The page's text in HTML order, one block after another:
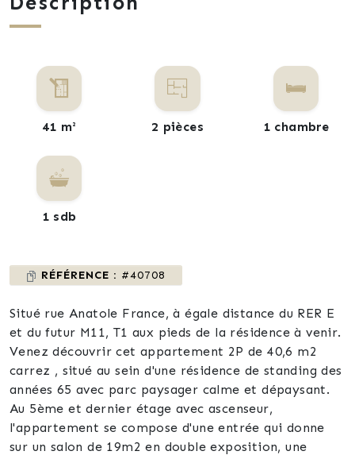
41 m² 2 pièces 1 chambre
1 sdb
RÉFÉRENCE : #40708
Situé rue Anatole France, à égale distance du RER E
et du futur M11, T1 aux pieds de la résidence à venir.
Venez découvrir cet appartement 2P de 40,6 m2
carrez , situé au sein d'une résidence de standing des
années 65 avec parc paysager calme et dépaysant.
Au 5ème et dernier étage avec ascenseur,
l'appartement se compose d'une entrée qui donne
sur un salon de 19m2 en double exposition, une